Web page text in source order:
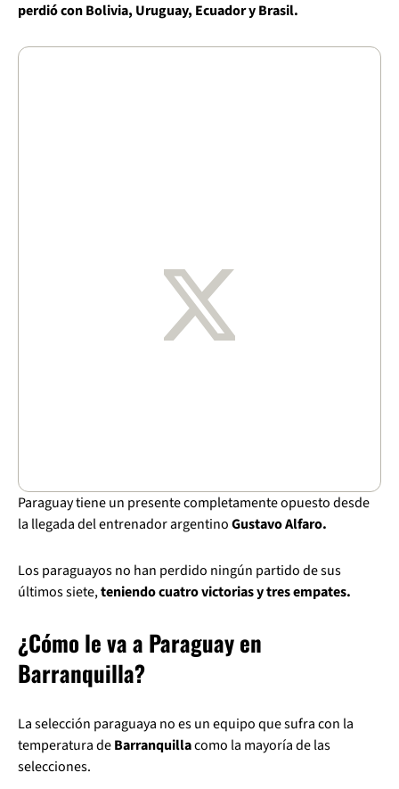
perdió con Bolivia, Uruguay, Ecuador y Brasil.
Paraguay tiene un presente completamente opuesto desde
la llegada del entrenador argentinoGustavo Alfaro.
Los paraguayos no han perdido ningún partido de sus
últimos siete,teniendo cuatro victorias y tres empates.
¿Cómo le va a Paraguay en
Barranquilla?
La selección paraguaya no es un equipo que sufra con la
temperatura deBarranquillacomo la mayoría de las
selecciones.